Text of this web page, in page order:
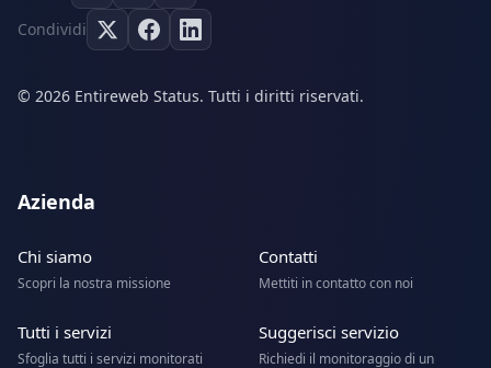
Condividi
© 2026 Entireweb Status. Tutti i diritti riservati.
Azienda
Chi siamo
Scopri la nostra missione
Contatti
Mettiti in contatto con noi
Tutti i servizi
Sfoglia tutti i servizi monitorati
Suggerisci servizio
Richiedi il monitoraggio di un